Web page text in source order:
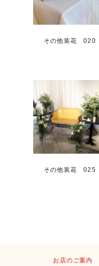
その他装花 020
その他装花 025
お店のご案内